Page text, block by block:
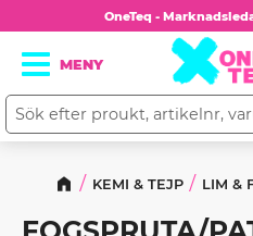
Meny
OneTeq -
KEMI & TEJP LIM &